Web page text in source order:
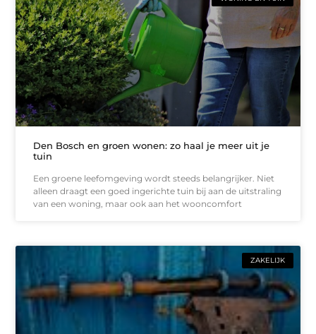
Den Bosch en groen wonen: zo haal je meer uit je
tuin
Een groene leefomgeving wordt steeds belangrijker. Niet
alleen draagt een goed ingerichte tuin bij aan de uitstraling
van een woning, maar ook aan het wooncomfort
ZAKELIJK